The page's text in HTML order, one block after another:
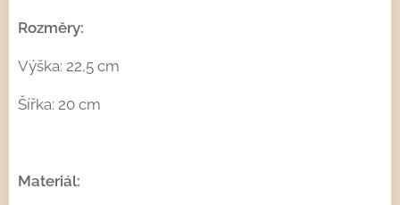
Rozměry:
Výška: 22,5 cm
Šířka: 20 cm
Materiál: